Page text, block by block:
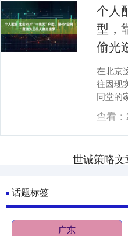
个人
型，
偷光
在北京
往因现
同堂的
既保障
系家人
查看：
世诚策略
话题标签
广东